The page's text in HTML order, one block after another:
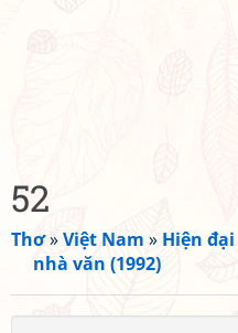
52
Thơ»Việt Nam » Hiện đại
nhà văn (1992)